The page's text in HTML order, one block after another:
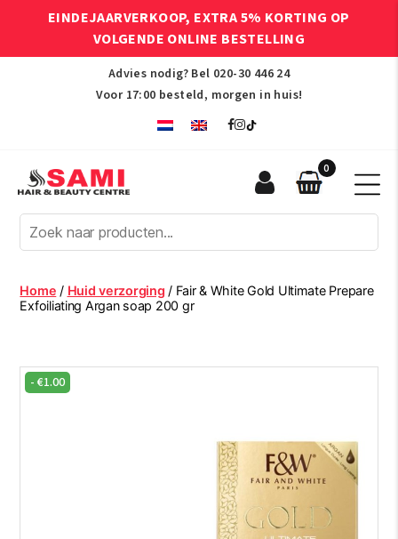
EINDEJAARVERKOOP, EXTRA 5% KORTING OP
VOLGENDE ONLINE BESTELLING
Advies nodig? Bel 020-30 446 24
Voor 17:00 besteld, morgen in huis!
Afro
Hair
Beauty
Centre
0
Home / Huid verzorging / Fair & White Gold Ultimate Prepare
Exfoiliating Argan soap 200 gr
-€1.00